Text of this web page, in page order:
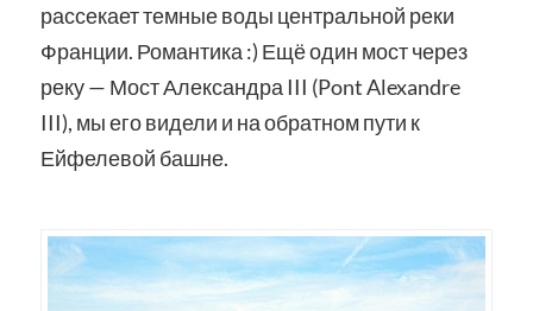
рассекает темные воды центральной реки
Франции. Романтика :) Ещё один мост через
реку — Мост Александра III (Pont Alexandre
III), мы его видели и на обратном пути к
Ейфелевой башне.